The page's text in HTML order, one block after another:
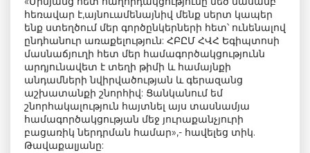
հեռավար է,այնուամենայնիվ մենք սերտ կապեր
ենք ստեղծում մեր գործընկերների հետ՝ ունենալով
ընդհանուր առաքելություն: ՀԲԸՄ ՀՎՀ Եգիպտոսի
մասնաճյուղի հետ մեր համագործակցությունն
արդյունավետ է տեղի թիմի և համայնքի
անդամների նվիրվածության և գերազանց
աշխատանքի շնորհիվ: Ցանկանում եմ
շնորհակալություն հայտնել այս տասնամյա
համագործակցության մեջ յուրաքանչյուրի
բացառիկ ներդրման համար»,- հավելեց տիկ.
Թավաքալյանը: